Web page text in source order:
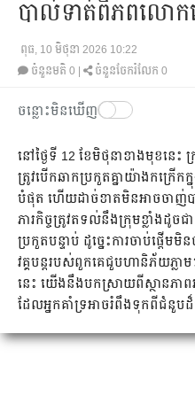
បាល់ទាត់ពិភពលោក
ពុធ, 10 មិថុនា 2026 10:22
ចំនួនមតិ 0 ចំនួនចែករំលែក 0
ចន្លោះមិនឃើញ
នៅថ្ងៃទី 12 ខែមិថុនាខាងមុខនេះ
ត្រូវបើកឆាកប្រកួតគ្នាយ៉ាងកក្រើ
បំផុត ហើយដាច់ខាតមិនអាចចាញ់
ភារកិច្ចត្រូវតទល់នឹងក្រុមខ្លាំងដូច
ប្រកួតបន្ទាប់ ដូច្នេះការចាប់ផ្តើម
វគ្គបន្តរបស់ពួកគេជួបហានិភ័យភ្លា
នេះ យើងនឹងបកស្រាយពីស្ថានភាព
ដែលអ្នកគាំទ្រអាចរំពឹងទុកពីជំនួបដ៏